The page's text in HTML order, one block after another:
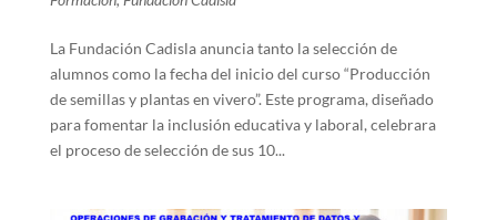
La Fundación Cadisla anuncia tanto la selección de
alumnos como la fecha del inicio del curso “Producción
de semillas y plantas en vivero”. Este programa, diseñado
para fomentar la inclusión educativa y laboral, celebrara
el proceso de selección de sus 10...